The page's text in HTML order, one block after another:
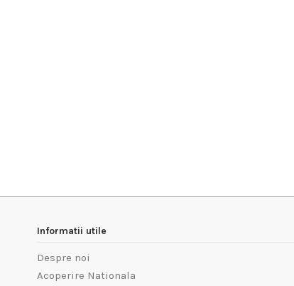
Informatii utile
Despre noi
Acoperire Nationala